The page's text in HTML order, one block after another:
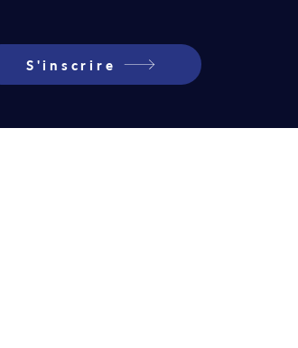
S'inscrire